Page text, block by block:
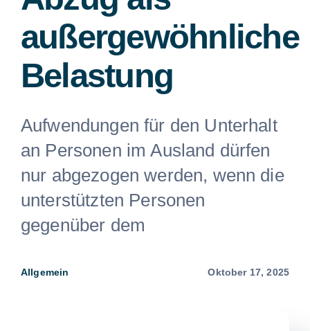
außergewöhnliche
Belastung
Aufwendungen für den Unterhalt
an Personen im Ausland dürfen
nur abgezogen werden, wenn die
unterstützten Personen
gegenüber dem
Allgemein Oktober 17, 2025